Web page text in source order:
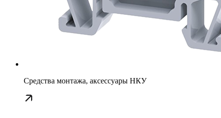
Средства монтажа, аксессуары НКУ